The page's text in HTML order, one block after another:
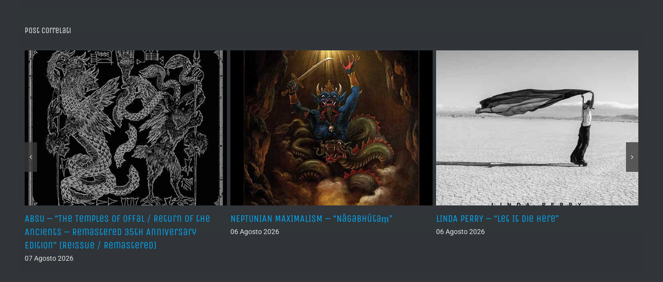
Post correlati
ABSU – “The Temples of Offal / Return of the
Ancients – Remastered 35th Anniversary
Edition” (Reissue / Remastered)
07 Agosto 2026
NEPTUNIAN MAXIMALISM – “Nāgabhūtaṃ”
06 Agosto 2026
LINDA PERRY – “Let It Die Here”
06 Agosto 2026